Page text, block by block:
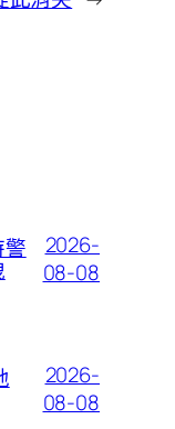
2026-
08-08
2026-
08-08